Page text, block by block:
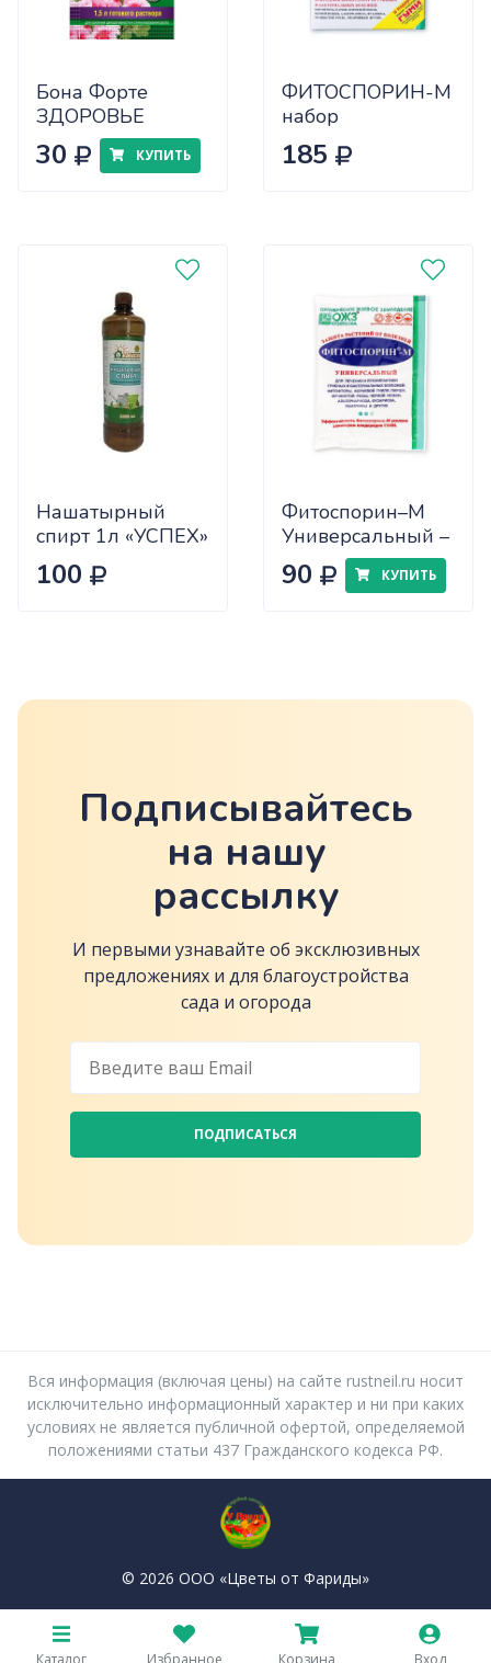
Бона Форте
ЗДОРОВЬЕ
универсальное
пакет 10 мл
30 КУПИТЬ
ФИТОСПОРИН-М
набор
185
Нашатырный
спирт 1л «УСПЕХ»
х12/14
100
Фитоспорин–М
Универсальный –
30 г
90 КУПИТЬ
Подписывайтесь
на нашу
рассылку
И первыми узнавайте об эксклюзивных
предложениях и для благоустройства
сада и огорода
ПОДПИСАТЬСЯ
Вся информация (включая цены) на сайте rustneil.ru носит
исключительно информационный характер и ни при каких
условиях не является публичной офертой, определяемой
положениями статьи 437 Гражданского кодекса РФ.
© 2026 ООО «Цветы от Фариды»
Политика конфиденциальности
Пользовательское соглашение
Каталог Избранное Корзина Вход